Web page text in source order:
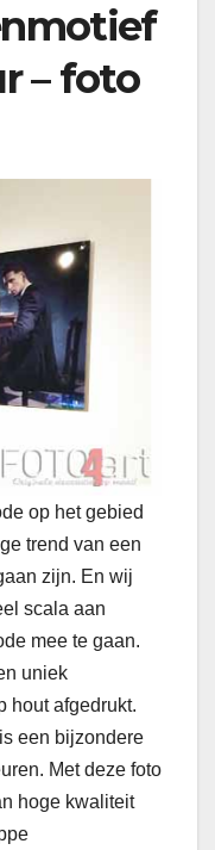
– foto
op het gebied
trend van een
zijn. En wij
scala aan
mee te gaan.
uniek
hout afgedrukt.
is een bijzondere
Met deze foto
hoge kwaliteit